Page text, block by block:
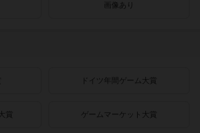
画像あり
ドイツ年間ゲーム大賞
賞 ゲームマーケット大賞